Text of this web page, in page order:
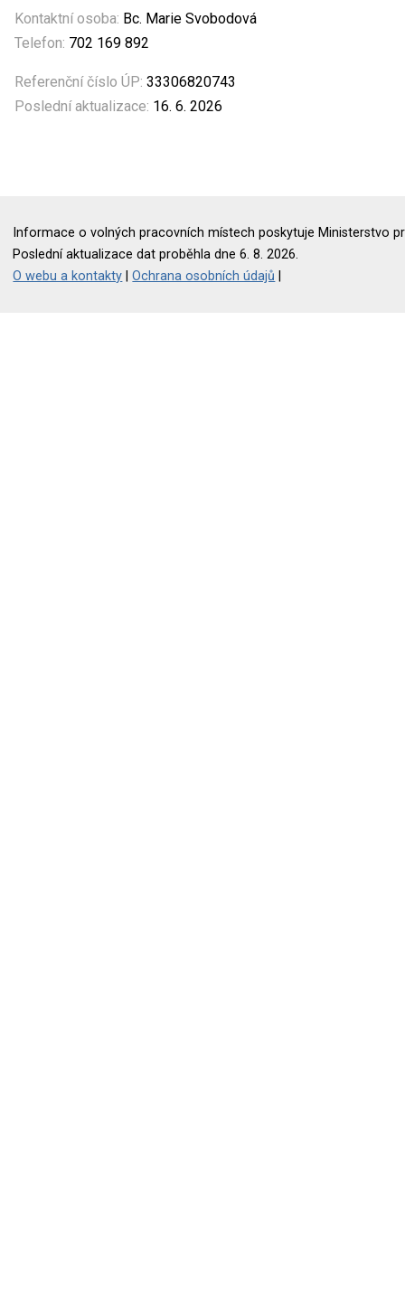
Kontaktní osoba: Bc. Marie Svobodová
Telefon: 702 169 892
Referenční číslo ÚP: 33306820743
Poslední aktualizace: 16. 6. 2026
Informace o volných pracovních místech poskytuje Ministerstvo
Poslední aktualizace dat proběhla dne 6. 8. 2026.
O webu a kontakty |Ochrana osobních údajů